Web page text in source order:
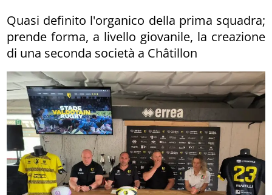
Quasi definito l'organico della prima squadra;
prende forma, a livello giovanile, la creazione
di una seconda società a Châtillon